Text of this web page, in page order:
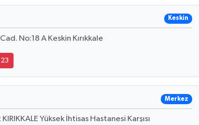
Keskin
No:18 A Keskin Kırıkkale
Merkez
Yüksek İhtisas Hastanesi Karşısı